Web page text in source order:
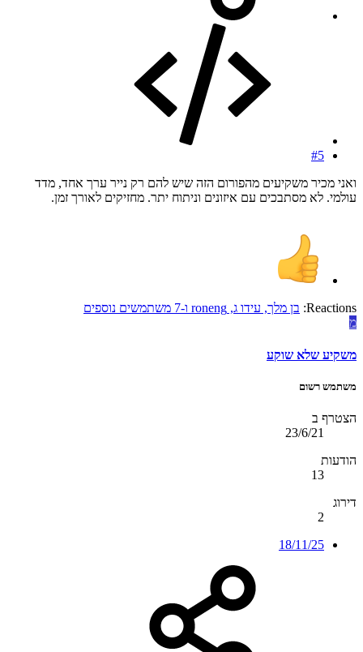
#5
ואני מכיר משקיעים מהפורום הזה שיש להם רק נייר ערך אחד, מדד
עולמי. לא מסתבכים עם איזונים וניתוח יתר. מחזיקים לאורך זמן.
Reactions: בן מלך, עידו ג,
roneng ו-7 משתמשים נוספים
מ
משקיע שלא שוקע
משתמש רשום
הצטרף ב
23/6/21
הודעות
13
דירוג
2
18/11/25